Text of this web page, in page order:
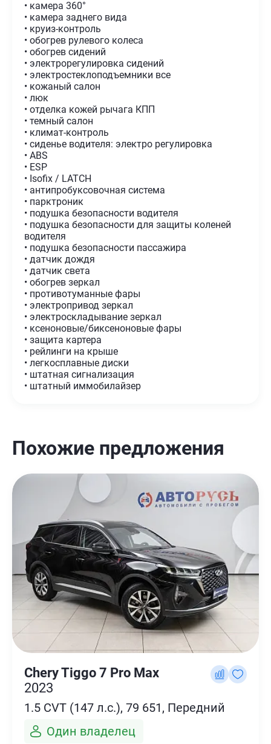
• камера 360°
• камера заднего вида
• круиз-контроль
• обогрев рулевого колеса
• обогрев сидений
• электрорегулировка сидений
• электростеклоподъемники все
• кожаный салон
• люк
• отделка кожей рычага КПП
• темный салон
• климат-контроль
• сиденье водителя: электро регулировка
• ABS
• ESP
• Isofix / LATCH
• антипробуксовочная система
• парктроник
• подушка безопасности водителя
• подушка безопасности для защиты коленей
водителя
• подушка безопасности пассажира
• датчик дождя
• датчик света
• обогрев зеркал
• противотуманные фары
• электропривод зеркал
• электроскладывание зеркал
• ксеноновые/биксеноновые фары
• защита картера
• рейлинги на крыше
• легкосплавные диски
• штатная сигнализация
• штатный иммобилайзер
Похожие предложения
Chery Tiggo 7 Pro Max
2023
1.5 CVT (147 л.с.), 79 651, Передний
Один владелец